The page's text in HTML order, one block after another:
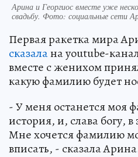
Арина и Георгиос вместе уже
свадьбу. Фото: социальные сети
Первая ракетка мира
сказалана youtube-
вместе с женихом
какую фамилию будет
- У меня останется моя
история, и, слава богу,
Мне хочется фамилию
вписать, - сказала